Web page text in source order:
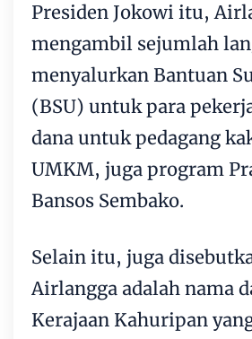
Presiden Jokowi itu,
mengambil sejumlah
menyalurkan Bantuan
(BSU) untuk para
dana untuk pedagang
UMKM, juga program
Bansos Sembako.
Selain itu, juga
Airlangga adalah nama
Kerajaan Kahuripan